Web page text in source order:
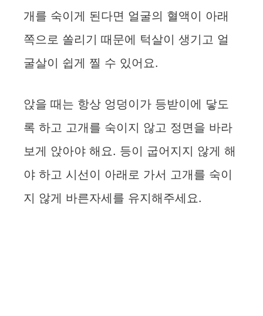
개를 숙이게 된다면 얼굴의 혈액이 아래
쪽으로 쏠리기 때문에 턱살이 생기고 얼
굴살이 쉽게 찔 수 있어요.
앉을 때는 항상 엉덩이가 등받이에 닿도
록 하고 고개를 숙이지 않고 정면을 바라
보게 앉아야 해요. 등이 굽어지지 않게 해
야 하고 시선이 아래로 가서 고개를 숙이
지 않게 바른자세를 유지해주세요.